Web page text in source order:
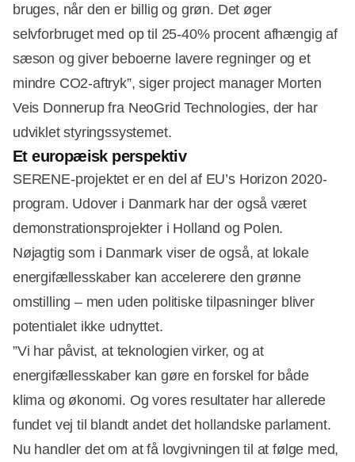
bruges, når den er billig og grøn. Det øger
selvforbruget med op til 25-40% procent afhængig af
sæson og giver beboerne lavere regninger og et
mindre CO2-aftryk”, siger project manager Morten
Veis Donnerup fra NeoGrid Technologies, der har
udviklet styringssystemet.
Et europæisk perspektiv
SERENE-projektet er en del af EU’s Horizon 2020-
program. Udover i Danmark har der også været
demonstrationsprojekter i Holland og Polen.
Nøjagtig som i Danmark viser de også, at lokale
energifællesskaber kan accelerere den grønne
omstilling – men uden politiske tilpasninger bliver
potentialet ikke udnyttet.
”Vi har påvist, at teknologien virker, og at
energifællesskaber kan gøre en forskel for både
klima og økonomi. Og vores resultater har allerede
fundet vej til blandt andet det hollandske parlament.
Nu handler det om at få lovgivningen til at følge med,